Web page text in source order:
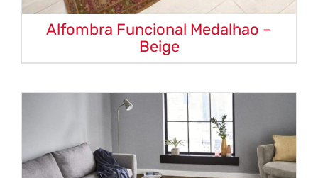
Alfombra Funcional Medalhao –
Beige